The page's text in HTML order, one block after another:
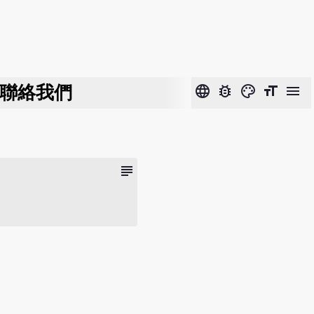
絡我們 language bug_report color_lens format_size menu
subject